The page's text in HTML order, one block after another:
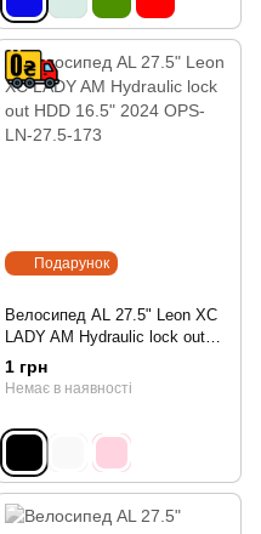
Подарунок
Велосипед AL 27.5" Leon XC
LADY AM Hydraulic lock out
HDD 16.5" 2024
1 грн
Немає в наявності